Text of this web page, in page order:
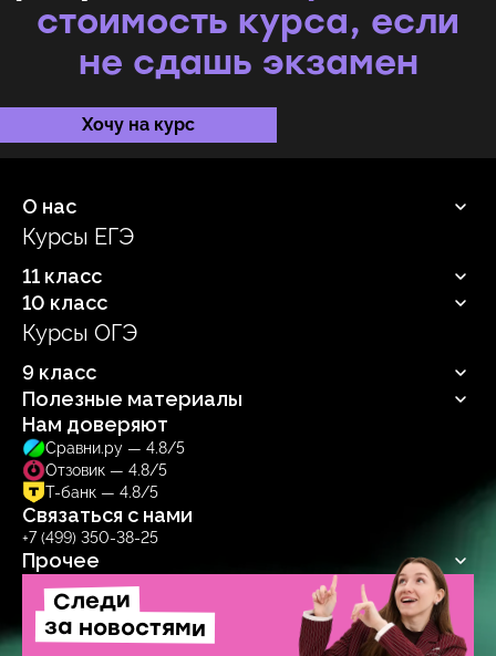
стоимость курса, если
не сдашь экзамен
Хочу на курс
О нас
Продюсерский центр
Курсы ЕГЭ
11 класс
Русский язык
Профильная математика
Информатика
Обществознание
Биология
10 класс
Русский язык
Информатика
Обществознание
Биология
Курсы ОГЭ
9 класс
Русский язык
Полезные материалы
Блог
Учебник
Тренажер
Нам доверяют
Сравни.ру — 4.8/5
Отзовик — 4.8/5
Т-банк — 4.8/5
Связаться с нами
+7 (499) 350-38-25
Прочее
Договор-оферта
Политика обработки
персональных данных
Следи
за новостями